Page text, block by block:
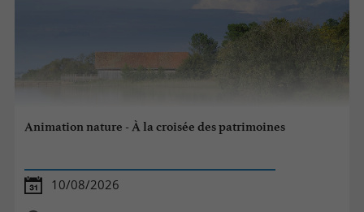
Animation nature - À la croisée des patrimoines
10/08/2026